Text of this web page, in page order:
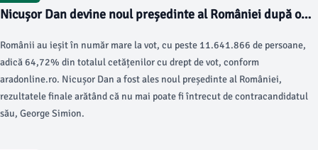
Nicușor Dan devine noul președinte al României după o
Românii au ieșit în număr mare la vot, cu peste 11.641.866 de persoane,
adică 64,72% din totalul cetățenilor cu drept de vot, conform
aradonline.ro. Nicușor Dan a fost ales noul președinte al României,
rezultatele finale arătând că nu mai poate fi întrecut de contracandidatul
său, George Simion.